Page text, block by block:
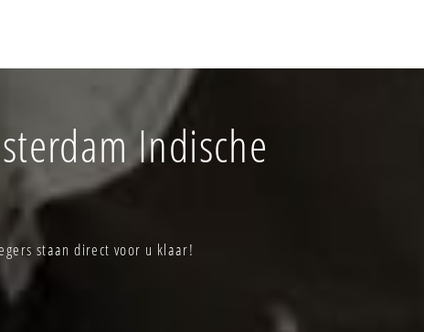
Indische
staan direct voor u klaar!